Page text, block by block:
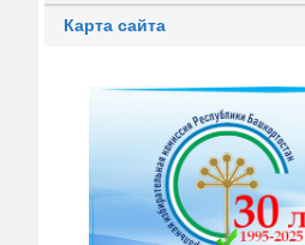
Карта сайта